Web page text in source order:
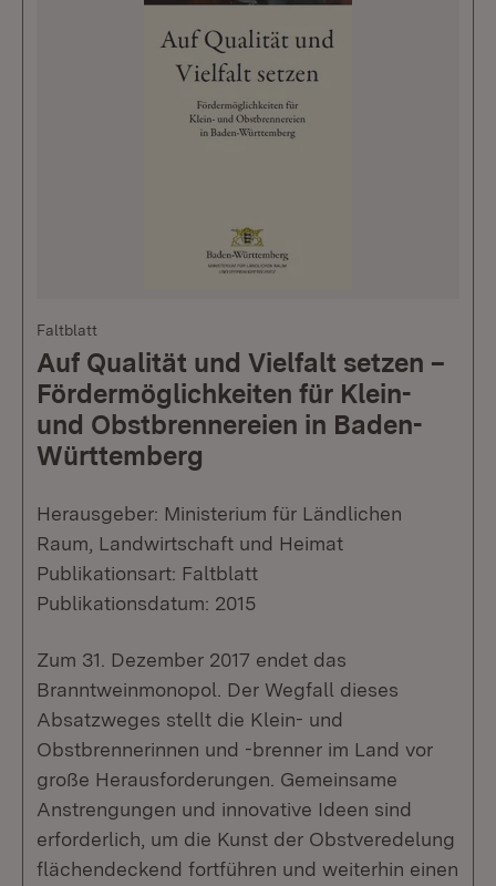
Faltblatt
Auf Qualität und Vielfalt setzen –
Fördermöglichkeiten für Klein-
und Obstbrennereien in Baden-
Württemberg
Herausgeber: Ministerium für Ländlichen
Raum, Landwirtschaft und Heimat
Publikationsart: Faltblatt
Publikationsdatum: 2015
Zum 31. Dezember 2017 endet das
Branntweinmonopol. Der Wegfall dieses
Absatzweges stellt die Klein- und
Obstbrennerinnen und -brenner im Land vor
große Herausforderungen. Gemeinsame
Anstrengungen und innovative Ideen sind
erforderlich, um die Kunst der Obstveredelung
flächendeckend fortführen und weiterhin einen